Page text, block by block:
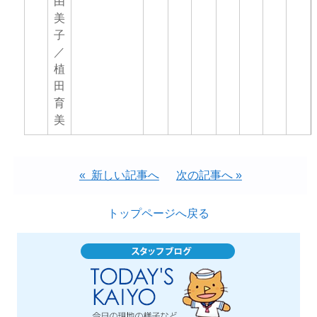
美
子
／
植
田
育
美
« 新しい記事へ 次の記事へ »
トップページへ戻る